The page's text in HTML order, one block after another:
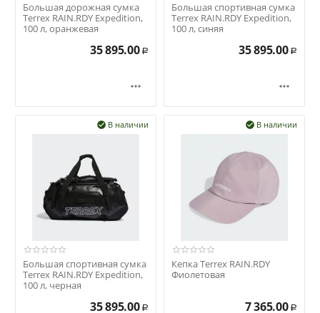
Большая дорожная сумка
Terrex RAIN.RDY Expedition,
100 л, оранжевая
35 895.00 Р

Большая спортивная сумка
Terrex RAIN.RDY Expedition,
100 л, синяя
35 895.00 Р

В наличии

Большая спортивная сумка
Terrex RAIN.RDY Expedition,
100 л, черная
35 895.00 Р
В наличии

Кепка Terrex RAIN.RDY
Фиолетовая
7 365.00 Р